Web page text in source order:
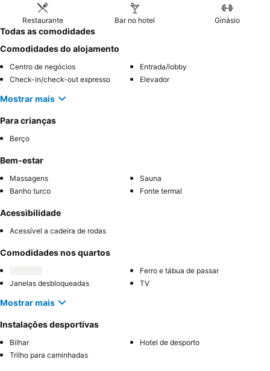
Restaurante Bar no hotel Ginásio
Todas as comodidades
Comodidades do alojamento
Centro de negócios
Entrada/lobby
Check-in/check-out expresso
Elevador
Mostrar mais
Para crianças
Berço
Bem-estar
Massagens
Sauna
Banho turco
Fonte termal
Acessibilidade
Acessível a cadeira de rodas
Comodidades nos quartos
Ferro e tábua de passar
Janelas desbloqueadas
TV
Mostrar mais
Instalações desportivas
Bilhar
Hotel de desporto
Trilho para caminhadas